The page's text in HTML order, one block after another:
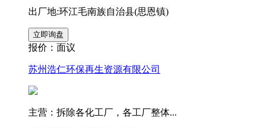
出厂地:环江毛南族自治县(思恩镇)
报价： 面议
苏州浩仁环保再生资源有限公司
主营：拆除各化工厂，各工厂整体...